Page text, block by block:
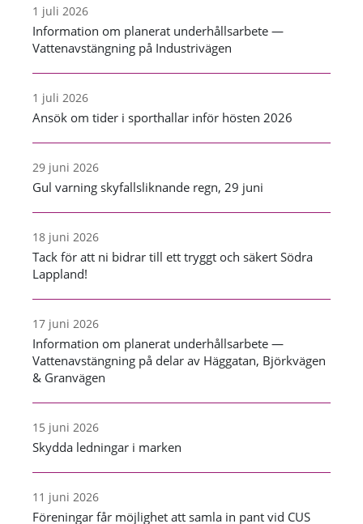
1 juli 2026
Information om planerat underhållsarbete —
Vattenavstängning på Industrivägen
1 juli 2026
Ansök om tider i sporthallar inför hösten 2026
29 juni 2026
Gul varning skyfallsliknande regn, 29 juni
18 juni 2026
Tack för att ni bidrar till ett tryggt och säkert Södra
Lappland!
17 juni 2026
Information om planerat underhållsarbete —
Vattenavstängning på delar av Häggatan, Björkvägen
& Granvägen
15 juni 2026
Skydda ledningar i marken
11 juni 2026
Föreningar får möjlighet att samla in pant vid CUS